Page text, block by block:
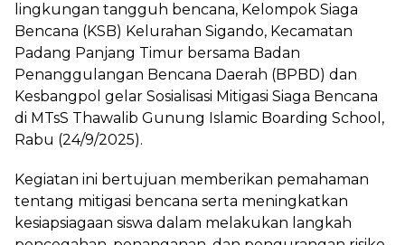
lingkungan tangguh bencana, Kelompok Siaga
Bencana (KSB) Kelurahan Sigando, Kecamatan
Padang Panjang Timur bersama Badan
Penanggulangan Bencana Daerah (BPBD) dan
Kesbangpol gelar Sosialisasi Mitigasi Siaga Bencana
di MTsS Thawalib Gunung Islamic Boarding School,
Rabu (24/9/2025).
Kegiatan ini bertujuan memberikan pemahaman
tentang mitigasi bencana serta meningkatkan
kesiapsiagaan siswa dalam melakukan langkah